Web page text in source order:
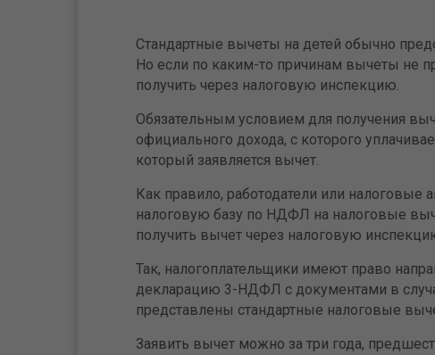
Стандартные вычеты на детей обычно
Но если по каким-то причинам вычеты не
получить через налоговую инспекцию.
Обязательным условием для получения
официального дохода, с которого
который заявляется вычет.
Как правило, работодатели или
налоговую базу по НДФЛ на налоговые
получить вычет через налоговую
Так, налогоплательщики имеют право
декларацию 3-НДФЛ с документами в
представлены стандартные налоговые
Заявить вычет можно за три года,